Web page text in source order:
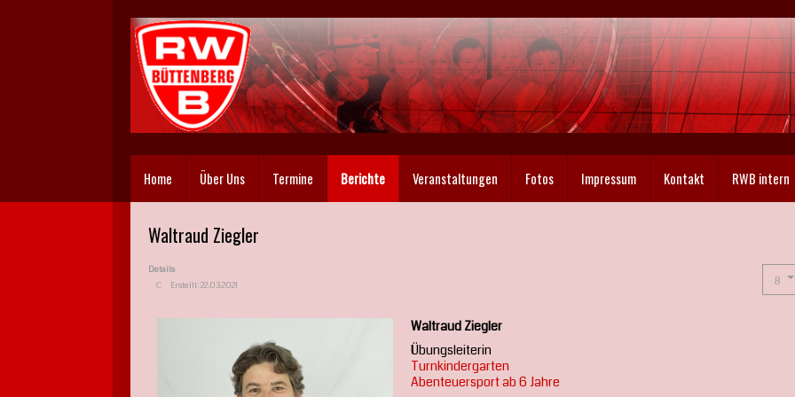
Home Über Uns Termine Berichte Veranstaltungen Fotos Impressum Kontakt RWB intern
Waltraud Ziegler
Details
Erstellt: 22.03.2021
Waltraud Ziegler
Übungsleiterin
Turnkindergarten
Abenteuersport ab 6 Jahre